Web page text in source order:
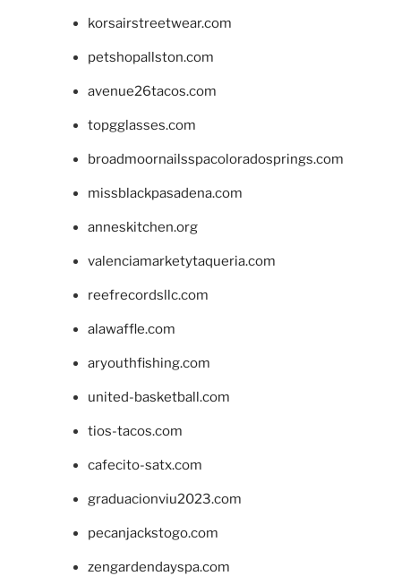
korsairstreetwear.com
petshopallston.com
avenue26tacos.com
topgglasses.com
broadmoornailsspacoloradosprings.com
missblackpasadena.com
anneskitchen.org
valenciamarketytaqueria.com
reefrecordsllc.com
alawaffle.com
aryouthfishing.com
united-basketball.com
tios-tacos.com
cafecito-satx.com
graduacionviu2023.com
pecanjackstogo.com
zengardendayspa.com